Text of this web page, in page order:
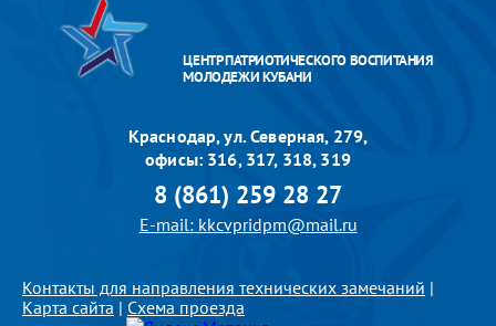
ЦЕНТР ПАТРИОТИЧЕСКОГО ВОСПИТАНИЯ
МОЛОДЕЖИ КУБАНИ
Краснодар, ул. Северная, 279,
офисы: 316, 317, 318, 319
8 (861) 259 28 27
E-mail: kkcvpridpm@mail.ru
Контакты для направления технических замечаний |
Карта сайта | Схема проезда